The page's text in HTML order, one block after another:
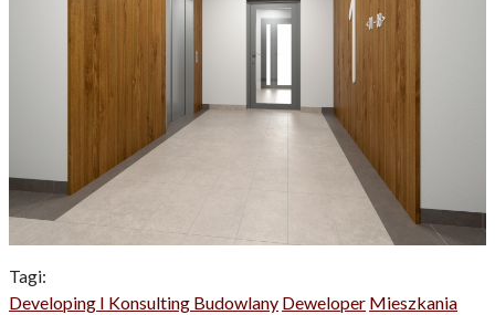
Tagi:
Developing I Konsulting Budowlany Deweloper Mieszkania